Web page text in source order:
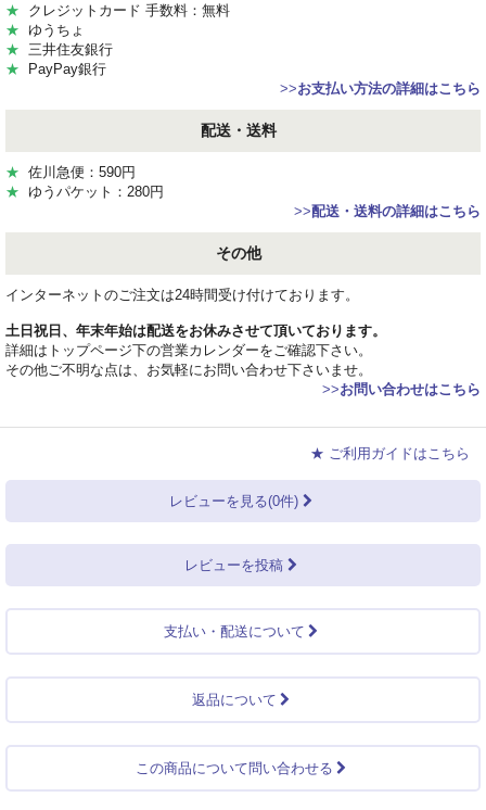
★ クレジットカード 手数料：無料
★ ゆうちょ
★ 三井住友銀行
★ PayPay銀行
>>お支払い方法の詳細はこちら
配送・送料
★ 佐川急便：590円
★ ゆうパケット：280円
>>配送・送料の詳細はこちら
その他
インターネットのご注文は24時間受け付けております。
土日祝日、年末年始は配送をお休みさせて頂いております。
詳細はトップページ下の営業カレンダーをご確認下さい。
その他ご不明な点は、お気軽にお問い合わせ下さいませ。
>>お問い合わせはこちら
★ ご利用ガイドはこちら
レビューを見る(0件)
レビューを投稿
支払い・配送について
返品について
この商品について問い合わせる